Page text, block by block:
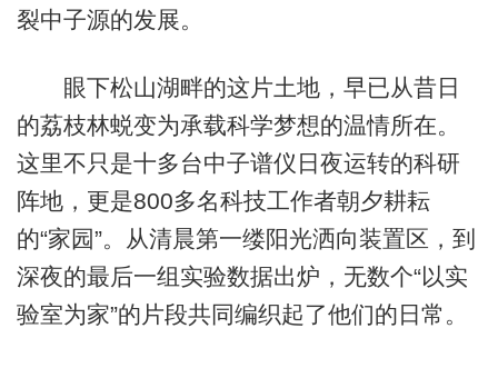
裂中子源的发展。
眼下松山湖畔的这片土地，早已从昔日
的荔枝林蜕变为承载科学梦想的温情所在。
这里不只是十多台中子谱仪日夜运转的科研
阵地，更是800多名科技工作者朝夕耕耘
的“家园”。从清晨第一缕阳光洒向装置区，到
深夜的最后一组实验数据出炉，无数个“以实
验室为家”的片段共同编织起了他们的日常。